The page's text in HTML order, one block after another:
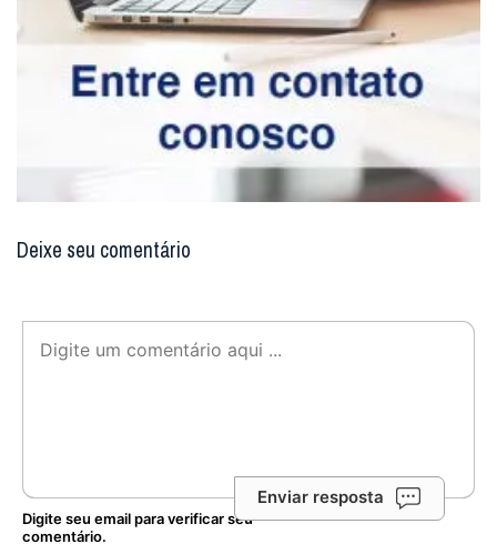
Deixe seu comentário
Enviar resposta
Digite seu email para verificar seu
comentário.